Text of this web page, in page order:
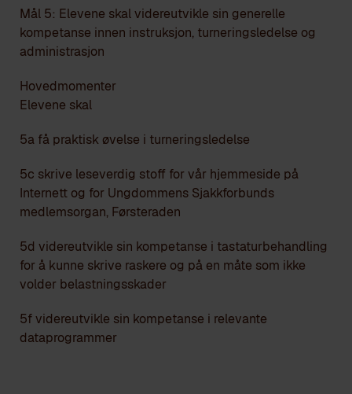
Mål 5: Elevene skal videreutvikle sin generelle
kompetanse innen instruksjon, turneringsledelse og
administrasjon
Hovedmomenter
Elevene skal
5a få praktisk øvelse i turneringsledelse
5c skrive leseverdig stoff for vår hjemmeside på
Internett og for Ungdommens Sjakkforbunds
medlemsorgan, Førsteraden
5d videreutvikle sin kompetanse i tastaturbehandling
for å kunne skrive raskere og på en måte som ikke
volder belastningsskader
5f videreutvikle sin kompetanse i relevante
dataprogrammer